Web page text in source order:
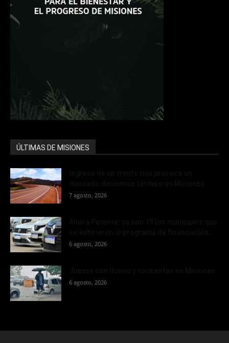
ÚLTIMAS DE MISIONES
7 agosto, 2026
6 agosto, 2026
6 agosto, 2026